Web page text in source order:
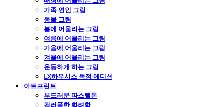
가족 연인 그림
동물 그림
봄에 어울리는 그림
여름에 어울리는 그림
가을에 어울리는 그림
겨울에 어울리는 그림
운동하게 하는 그림
LX하우시스 독점 에디션
아트프린트
부드러운 파스텔톤
컬러풀한 화려함